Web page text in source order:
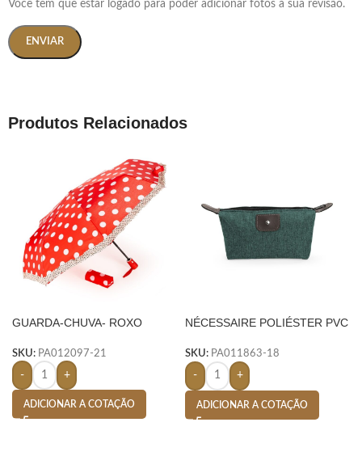
Você tem que estar logado para poder adicionar fotos à sua revisão.
Produtos Relacionados
GUARDA-CHUVA- ROXO
SKU: PA012097-21
- +
ADICIONAR A COTAÇÃO
NÉCESSAIRE POLIÉSTER PVC
SKU: PA011863-18
- +
ADICIONAR A COTAÇÃO